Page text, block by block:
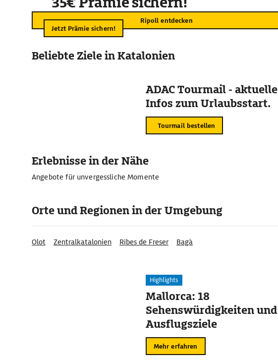
Ripoll entdecken
Jetzt Prämie sichern!
Beliebte Ziele in Katalonien
ADAC Tourmail - aktuelle
Infos zum Urlaubsstart.
Tourmail bestellen
Erlebnisse in der Nähe
Angebote für unvergessliche Momente
Orte und Regionen in der Umgebung
Olot Zentralkatalonien Ribes de Freser Bagà
Highlights
Mallorca: 18
Sehenswürdigkeiten und
Ausflugsziele
Mehr erfahren